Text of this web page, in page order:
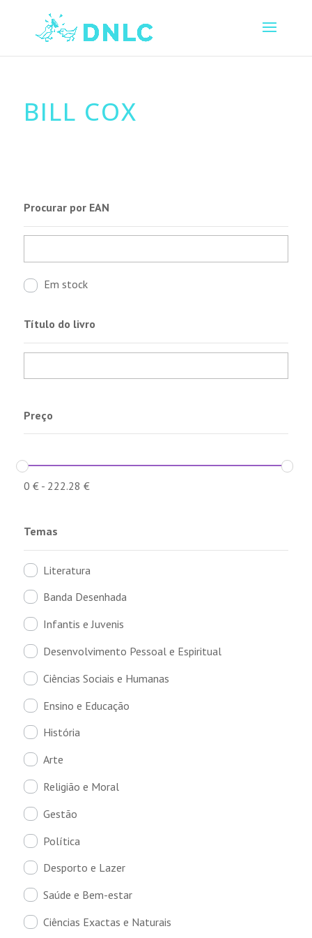
BILL COX
Procurar por EAN
Em stock
Título do livro
Preço
0 €- 222.28 €
Temas
Literatura
Banda Desenhada
Infantis e Juvenis
Desenvolvimento Pessoal e Espiritual
Ciências Sociais e Humanas
Ensino e Educação
História
Arte
Religião e Moral
Gestão
Política
Desporto e Lazer
Saúde e Bem-estar
Ciências Exactas e Naturais